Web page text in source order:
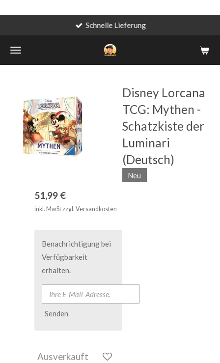
springen
Schnelle Lieferung
Disney Lorcana
TCG: Mythen -
Schatzkiste der
Luminari
(Deutsch)
Neu
51,99 €
inkl. MwSt zzgl. Versandkosten
Benachrichtigung bei
Verfügbarkeit
erhalten.
Senden
Ausverkauft